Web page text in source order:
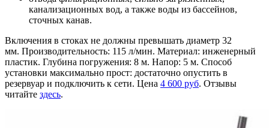
канализационных вод, а также воды из бассейнов,
сточных канав.
Включения в стоках не должны превышать диаметр 32
мм. Производительность: 115 л/мин. Материал: инженерный
пластик. Глубина погружения: 8 м. Напор: 5 м. Способ
установки максимально прост: достаточно опустить в
резервуар и подключить к сети. Цена 4 600 руб. Отзывы
читайте здесь.